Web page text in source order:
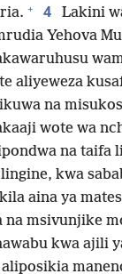
+ 4
Lakini
Yehova
aliyeweza
na
wote wa
na taifa
kwa
aina ya
msivunjike
kwa ajili